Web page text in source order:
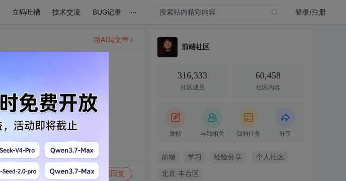
立码吐槽 技术交流 BUG记录 ... 登录/注册
写回复
用AI写文章
前端社区
316,333
社区成员
60,458
社区内容
发帖 与我相关 我的任务 分享
前端 学习 经验分享 个人社区
北京·丰台区